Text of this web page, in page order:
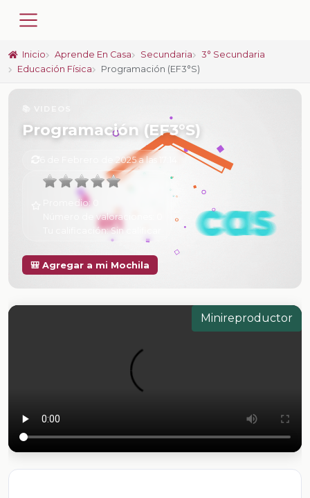
Inicio Aprende En Casa Secundaria
3° Secundaria
Educación Física
Programación (EF3°S)
Programación (EF3°S)
6 de Febrero de 2025 a las 17:14
Promedio:
Número de valoraciones:
Tu calificación:Sin calificar
🎒 Agregar a mi Mochila
Minireproductor